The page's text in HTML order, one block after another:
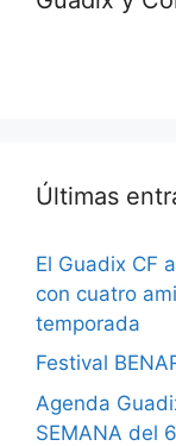
Últimas
El Guadix CF
con cuatro
temporada
Festival
Agenda
SEMANA del